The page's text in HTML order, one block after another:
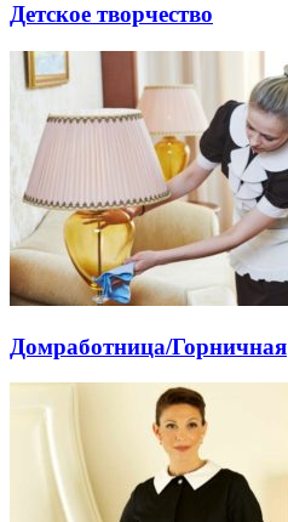
Детское творчество
Домработница/Горничная